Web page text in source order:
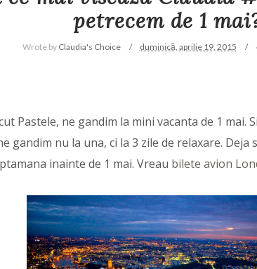
petrecem de 1
Wrote by Claudia's Choice duminică, aprilie 19, 2015
Pastele, ne gandim la mini vacanta de 1 mai.
gandim nu la una, ci la 3 zile de relaxare. Deja
inainte de 1 mai. Vreau bilete avion